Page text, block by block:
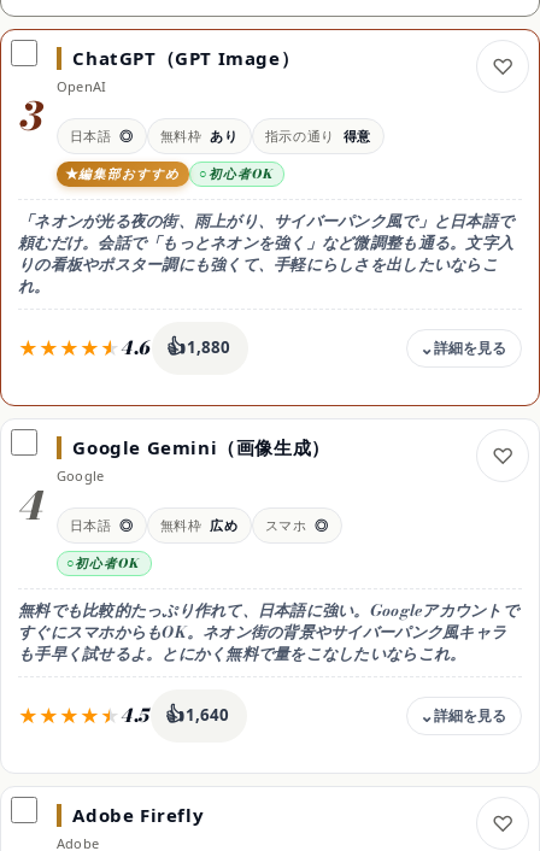
料金
無料(オープンソース)
無料枠
自前PC(GPU)なら完全無料で無制限。クラウド代行のみ費用
目安（円/月換算）
自前環境なら0円で無制限
商用利用
可（モデルのライセンス確認）
日本語
○
おすすめ用途
自由度・専用の画風
3
ChatGPT（GPT Image）
OpenAI
日本語 ◎ 無料枠 あり 指示の通り 得意
編集部おすすめ 初心者OK
「ネオンが光る夜の街、雨上がり、サイバーパンク風で」と日本語で
頼むだけ。会話で「もっとネオンを強く」など微調整も通る。文字入
りの看板やポスター調にも強くて、手軽にらしさを出したいならこ
れ。
4.6 👍1,880
料金
無料 / Plus 月20ドル
無料枠
無料でも生成を試せるが回数に上限。
たっぷり作るならPlus(月20ドル)
目安（円/月換算）
Plusは年払いでも割引なし。無料枠だけなら0円
商用利用
可（規約に準拠）
日本語
◎ 高品質
手軽・初心者最適
4
Google Gemini（画像生成）
Google
日本語 ◎ 無料枠 広め スマホ ◎
初心者OK
無料でも比較的たっぷり作れて、日本語に強い。Googleアカウントで
すぐにスマホからもOK。ネオン街の背景やサイバーパンク風キャラ
も手早く試せるよ。とにかく無料で量をこなしたいならこれ。
4.5 👍1,640
料金
無料 / Google AI Pro 月2,900円
無料枠
無料枠が広く毎日たくさん作れる。高度な生成はGoogle AI
Adobe Firefly
Adobe